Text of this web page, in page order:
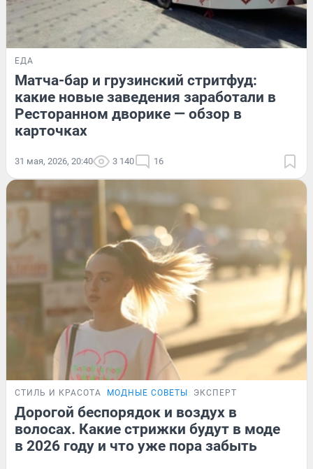
ЕДА
Матча-бар и грузинский стритфуд:
какие новые заведения заработали в
Ресторанном дворике — обзор в
карточках
31 мая, 2026, 20:40 3 140 16
СТИЛЬ И КРАСОТА МОДНЫЕ СОВЕТЫ ЭКСПЕРТ
Дорогой беспорядок и воздух в
волосах. Какие стрижки будут в моде
в 2026 году и что уже пора забыть